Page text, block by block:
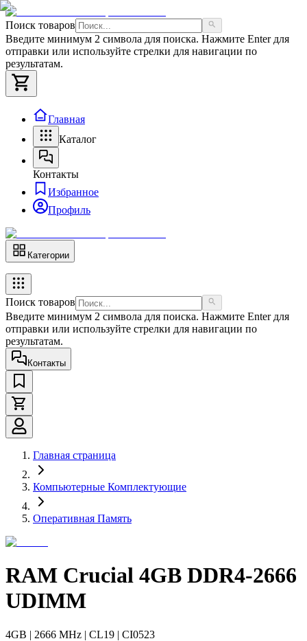
Поиск товаров
Введите минимум 2 символа для поиска. Нажмите Enter для
отправки или используйте стрелки для навигации по
результатам.
Главная
Каталог
Контакты
Избранное
Профиль
Категории
Поиск товаров
Введите минимум 2 символа для поиска. Нажмите Enter для
отправки или используйте стрелки для навигации по
результатам.
Контакты
Главная страница
Компьютерные Комплектующие
Оперативная Память
RAM Crucial 4GB DDR4-2666
UDIMM
4GB | 2666 MHz | CL19 | CI0523